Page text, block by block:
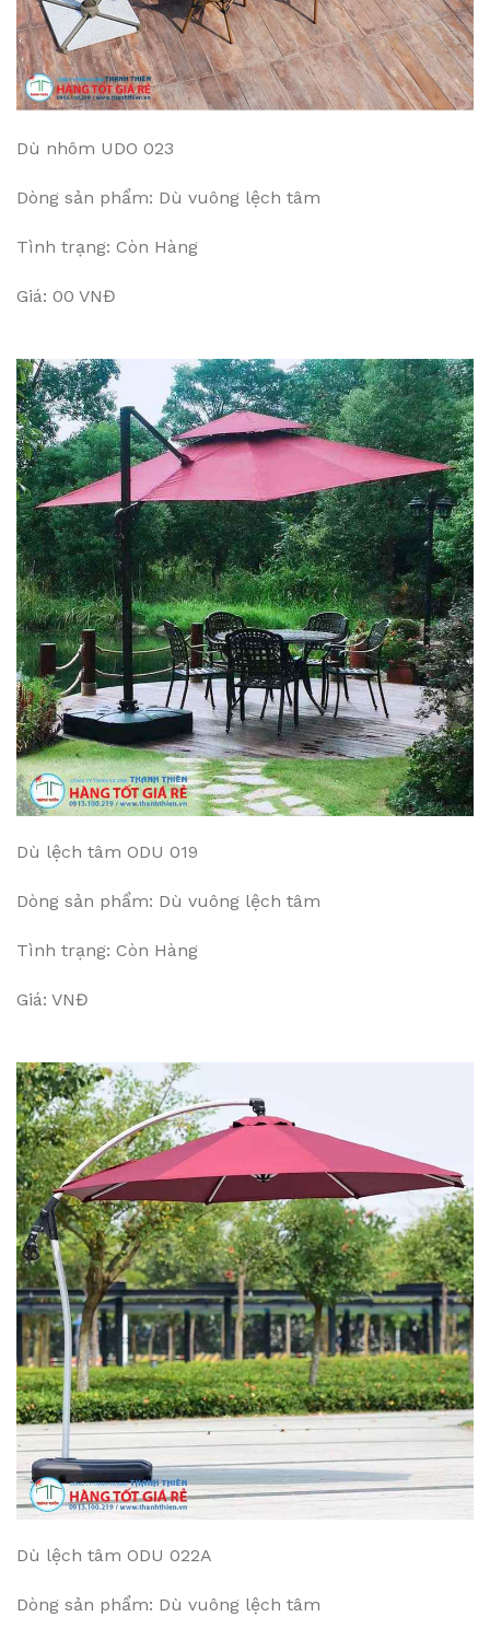
Dù nhôm UDO 023
Dòng sản phẩm: Dù vuông lệch tâm
Tình trạng: Còn Hàng
Giá: 00 VNĐ
Dù lệch tâm ODU 019
Dòng sản phẩm: Dù vuông lệch tâm
Tình trạng: Còn Hàng
Giá: VNĐ
Dù lệch tâm ODU 022A
Dòng sản phẩm: Dù vuông lệch tâm